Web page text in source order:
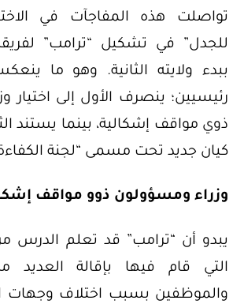
تواصلت هذه المفاجآت في
للجدل” في تشكيل “ترامب” لفريقه
ببدء ولايته الثانية. وهو ما
رئيسيين؛ ينصرف الأول إلى اختيار
ذوي مواقف إشكالية، بينما يستند
كيان جديد تحت مسمى “لجنة الكفاءة
وزراء ومسؤولون ذوو مواقف
يبدو أن “ترامب” قد تعلم الدرس من
التي قام فيها بإقالة العديد
والموظفين بسبب اختلاف وجهات